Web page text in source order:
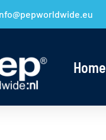
Home